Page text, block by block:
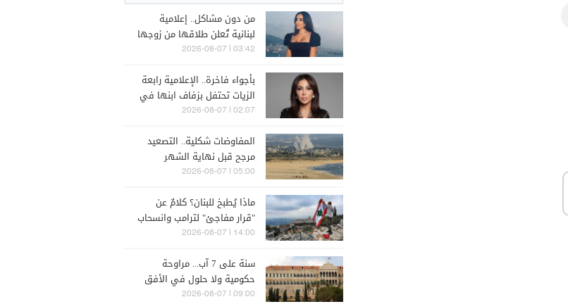
من دون مشاكل.. إعلامية
لبنانية تُعلن طلاقها من زوجها
رجل الأعمال
03:42 | 2026-08-07
بأجواء فاخرة.. الإعلامية رابعة
الزيات تحتفل بزفاف ابنها في
البترون (فيديو)
02:07 | 2026-08-07
المفاوضات شكلية.. التصعيد
مرجح قبل نهاية الشهر
05:00 | 2026-08-07
ماذا يُطبخ للبنان؟ كلامٌ عن
"قرار مفاجئ" لترامب وانسحاب
إسرائيل
14:00 | 2026-08-07
سنة على 7 آب... مراوحة
حكومية ولا حلول في الأفق
المنظور
09:00 | 2026-08-07